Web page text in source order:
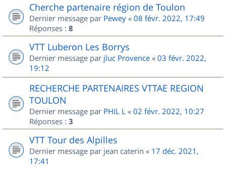
Cherche partenaire région de Toulon
Dernier message par Pewey « 08 févr. 2022, 17:49
Réponses : 8
VTT Luberon Les Borrys
Dernier message par jluc Provence « 03 févr. 2022,
19:12
RECHERCHE PARTENAIRES VTTAE REGION
TOULON
Dernier message par PHIL L « 02 févr. 2022, 10:27
Réponses : 3
VTT Tour des Alpilles
Dernier message par jean caterin « 17 déc. 2021,
17:41